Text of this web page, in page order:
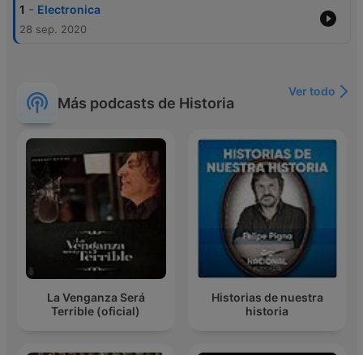
1 - Electronica
28 sep. 2020
Más podcasts de Historia
Ver todo
La Venganza Será
Terrible (oficial)
Historias de nuestra
historia